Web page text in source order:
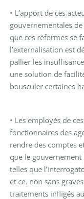
• L’apport de ces
gouvernementales
que ces réformes se
l’externalisation est
pallier les
une solution de
bousculer certaines
• Les employés de
fonctionnaires des
rendre des comptes
que le gouvernement
telles que
et ce, non sans
traitements infligés